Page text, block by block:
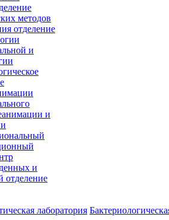
методов
отделение
и
и
и
отделение
лаборатория